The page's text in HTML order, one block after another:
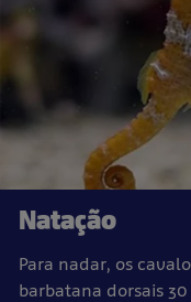
Natação
Para nadar, os
barbatana dorsais